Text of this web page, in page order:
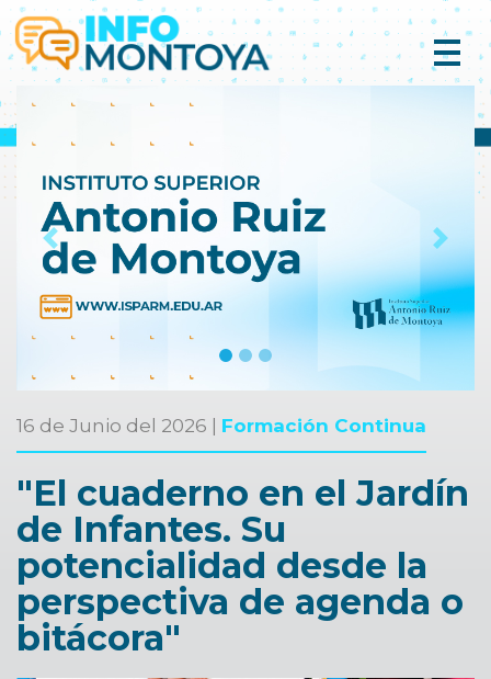
Previous Next
16 de Junio del 2026 | Formación Continua
"El cuaderno en el Jardín
de Infantes. Su
potencialidad desde la
perspectiva de agenda o
bitácora"